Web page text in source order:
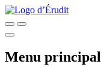
Menu principal